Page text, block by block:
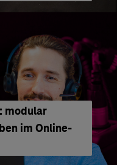
modular
im Online-